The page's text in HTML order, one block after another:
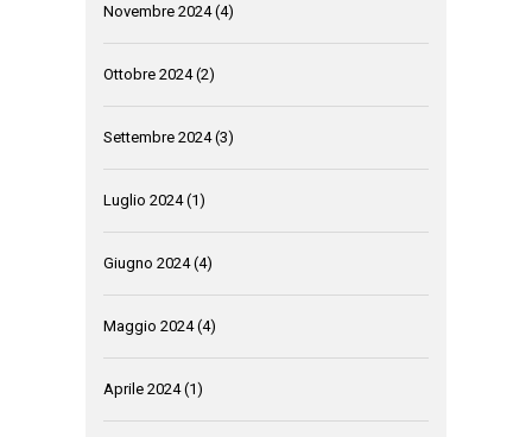
Novembre 2024(4)
Ottobre 2024(2)
Settembre 2024(3)
Luglio 2024(1)
Giugno 2024(4)
Maggio 2024(4)
Aprile 2024(1)